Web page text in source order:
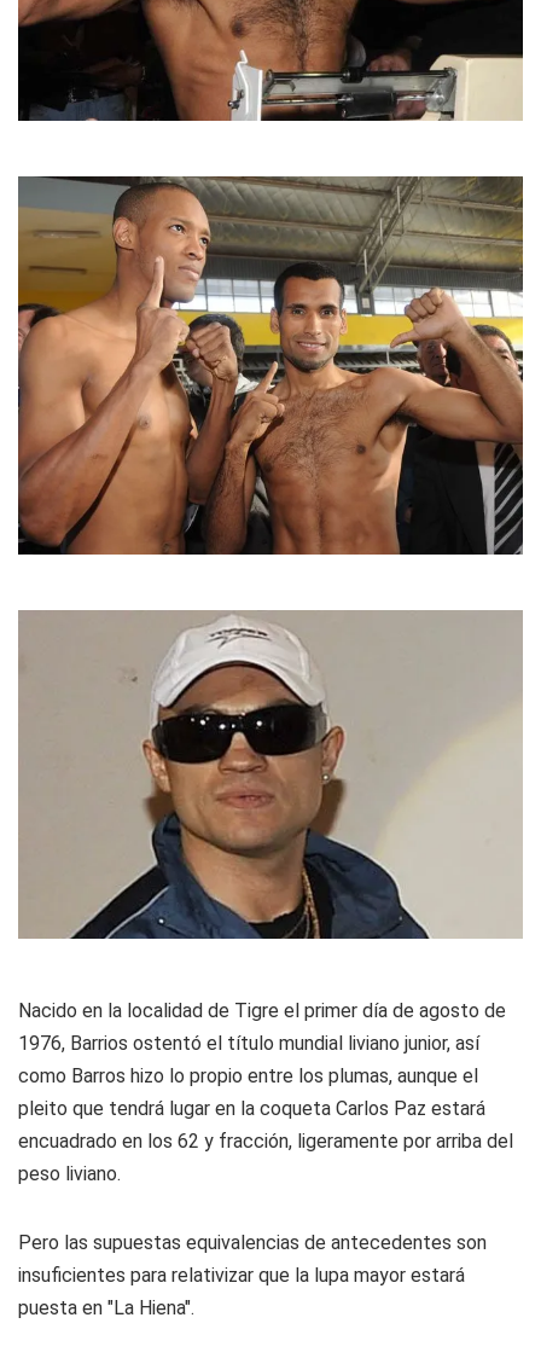
Nacido en la localidad de Tigre el primer día de agosto de
1976, Barrios ostentó el título mundial liviano junior, así
como Barros hizo lo propio entre los plumas, aunque el
pleito que tendrá lugar en la coqueta Carlos Paz estará
encuadrado en los 62 y fracción, ligeramente por arriba del
peso liviano.
Pero las supuestas equivalencias de antecedentes son
insuficientes para relativizar que la lupa mayor estará
puesta en "La Hiena".